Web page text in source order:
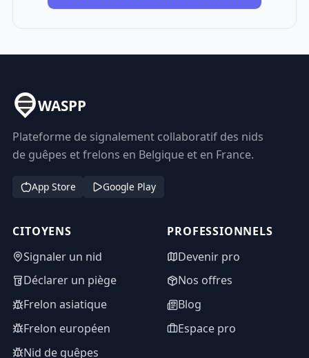
WASPP
Plateforme de signalement collaboratif des nids
de guêpes et frelons en Belgique et en France.
App Store Google Play
CITOYENS
Signaler un nid
Déclarer un piège
Frelon asiatique
Frelon européen
Nid de guêpes
PROFESSIONNELS
Devenir pro
Nos offres
Blog
Espace pro